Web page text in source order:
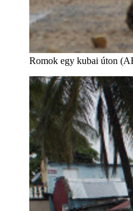
Romok egy kubai úton